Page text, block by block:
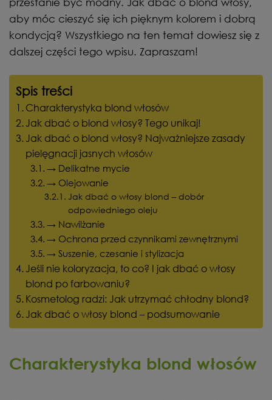
aby móc cieszyć się ich pięknym kolorem i dobrą
kondycją? Wszystkiego na ten temat dowiesz się z
dalszej części tego wpisu. Zapraszam!
Spis treści
Charakterystyka blond włosów
Jak dbać o blond włosy? Tego unikaj!
Jak dbać o blond włosy? Najważniejsze zasady
pielęgnacji jasnych włosów
→ Delikatne mycie
→ Olejowanie
Jak dbać o włosy blond – dobór
odpowiedniego oleju
→ Nawilżanie
→ Ochrona przed czynnikami zewnętrznymi
→ Suszenie, czesanie i stylizacja
Jeśli nie koloryzacja, to co? I jak dbać o włosy
blond po farbowaniu?
Kosmetolog radzi: Jak utrzymać chłodny blond?
Jak dbać o włosy blond – podsumowanie
Charakterystyka blond włosów